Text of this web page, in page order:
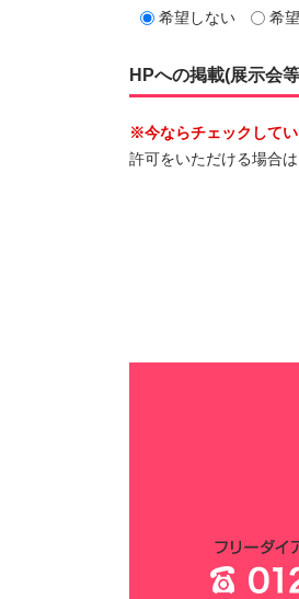
希望しない 希
HPへの掲載(展示会
※今ならチェックして
許可をいただける場合